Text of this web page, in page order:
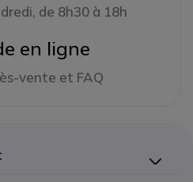
de 8h30 à 18h
en ligne
vente et FAQ